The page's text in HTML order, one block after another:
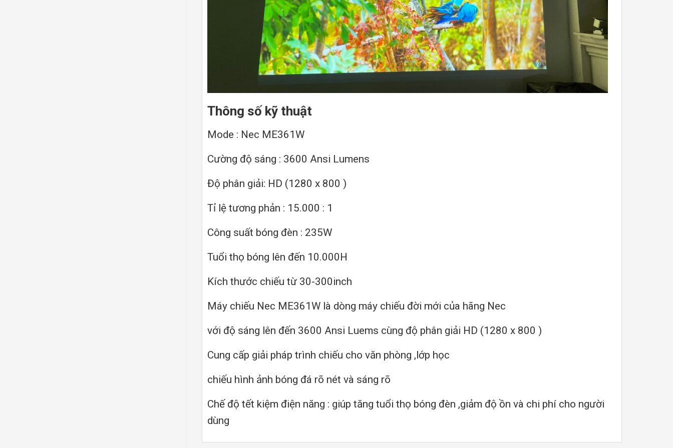
Thông số kỹ thuật
Mode : Nec ME361W
Cường độ sáng : 3600 Ansi Lumens
Độ phân giải: HD (1280 x 800 )
Tỉ lệ tương phản : 15.000 : 1
Công suất bóng đèn : 235W
Tuổi thọ bóng lên đến 10.000H
Kích thước chiếu từ 30-300inch
Máy chiếu Nec ME361W là dòng máy chiếu đời mới của hãng Nec
với độ sáng lên đến 3600 Ansi Luems cùng độ phân giải HD (1280 x 800 )
Cung cấp giải pháp trình chiếu cho văn phòng ,lớp học
chiếu hình ảnh bóng đá rõ nét và sáng rõ
Chế độ tết kiệm điện năng : giúp tăng tuổi thọ bóng đèn ,giảm độ ồn và chi phí cho người
dùng